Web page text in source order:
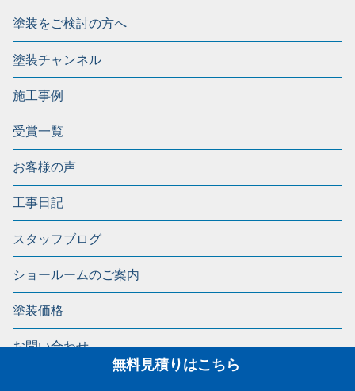
塗装をご検討の方へ
塗装チャンネル
施工事例
受賞一覧
お客様の声
工事日記
スタッフブログ
ショールームのご案内
塗装価格
お問い合わせ
無料見積りはこちら